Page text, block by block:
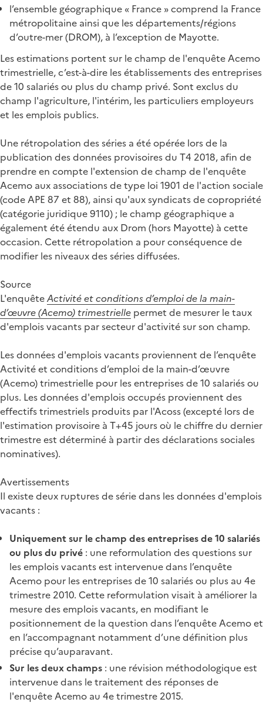
l’ensemble géographique « France » comprend la France
métropolitaine ainsi que les départements/régions
d’outre-mer (DROM), à l’exception de Mayotte.
Les estimations portent sur le champ de l'enquête Acemo
trimestrielle, c’est-à-dire les établissements des entreprises
de 10 salariés ou plus du champ privé. Sont exclus du
champ l'agriculture, l'intérim, les particuliers employeurs
et les emplois publics.
Une rétropolation des séries a été opérée lors de la
publication des données provisoires du T4 2018, afin de
prendre en compte l'extension de champ de l'enquête
Acemo aux associations de type loi 1901 de l'action sociale
(code APE 87 et 88), ainsi qu'aux syndicats de copropriété
(catégorie juridique 9110) ; le champ géographique a
également été étendu aux Drom (hors Mayotte) à cette
occasion. Cette rétropolation a pour conséquence de
modifier les niveaux des séries diffusées.
Source
L'enquêteActivité et conditions d’emploi de la main-
d’œuvre (Acemo) trimestrielle permet de mesurer le taux
d'emplois vacants par secteur d'activité sur son champ.
Les données d'emplois vacants proviennent de l’enquête
Activité et conditions d’emploi de la main-d’œuvre
(Acemo) trimestrielle pour les entreprises de 10 salariés ou
plus. Les données d'emplois occupés proviennent des
effectifs trimestriels produits par l'Acoss (excepté lors de
l'estimation provisoire à T+45 jours où le chiffre du dernier
trimestre est déterminé à partir des déclarations sociales
nominatives).
Avertissements
Il existe deux ruptures de série dans les données d'emplois
vacants :
Uniquement sur le champ des entreprises de 10 salariés
ou plus du privé : une reformulation des questions sur
les emplois vacants est intervenue dans l’enquête
Acemo pour les entreprises de 10 salariés ou plus au 4e
trimestre 2010. Cette reformulation visait à améliorer la
mesure des emplois vacants, en modifiant le
positionnement de la question dans l’enquête Acemo et
en l’accompagnant notamment d’une définition plus
précise qu’auparavant.
Sur les deux champs : une révision méthodologique est
intervenue dans le traitement des réponses de
l'enquête Acemo au 4e trimestre 2015.